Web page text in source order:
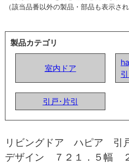
（該当品番以外の製品・部品も表示さ
製品カテゴリ
室内ドア
引戸･片引
リビングドア ハピア 引
デザイン ７２１．５幅